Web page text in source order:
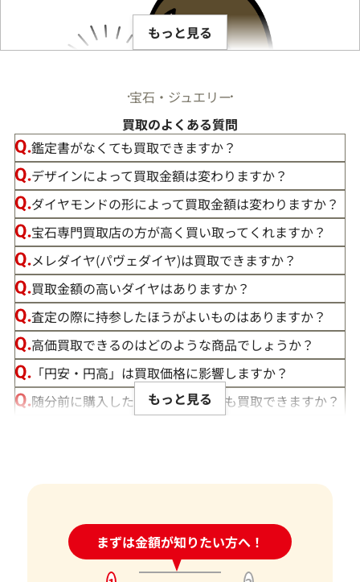
この度は「おたからや」で宝石の買取をご利用いただき、誠
にありがとうございました。お客様の大切な宝石にご満足い
ただける価格をご提示できましたこと、大変嬉しく思います。
私たちの目標は、常にお客様にご満足いただける買取を提供
することです。そのためには、最新の市場動向をしっかりと把
最良の買取価格をご提示できるよう努めております。
お客様にとって最良の結果をご提供できたことは、私たちに
とって何よりの励みとなります。お客様からの感謝の言葉をい
ただけることは、私たちの信頼を第一に考えたサービスが報
もっと見る
宝石・ジュエリー
買取のよくある質問
鑑定書がなくても買取できますか？
デザインによって買取金額は変わりますか？
ダイヤモンドの形によって買取金額は変わりますか？
宝石専門買取店の方が高く買い取ってくれますか？
メレダイヤ(パヴェダイヤ)は買取できますか？
買取金額の高いダイヤはありますか？
査定の際に持参したほうがよいものはありますか？
高価買取できるのはどのような商品でしょうか？
「円安・円高」は買取価格に影響しますか？
随分前に購入したダイヤモンドでも買取できますか？
ダイヤモンドの買取価格には、どんなことが影響しま
身分証明書がなぜ必要？
もっと見る
まずは金額が知りたい方へ！
24時間受付中!問い合わせフォーム